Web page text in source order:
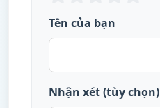
Tên của bạn
Nhận xét (tùy chọn)